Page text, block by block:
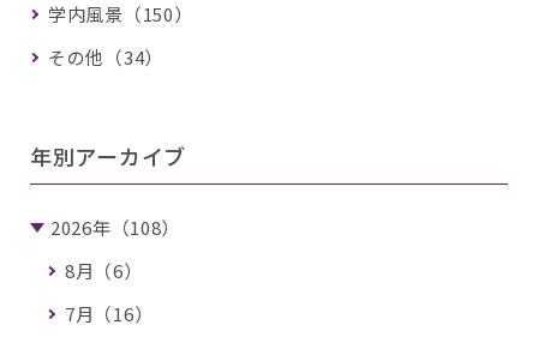
学内風景（150）
その他（34）
年別アーカイブ
2026年（108）
8月（6）
7月（16）